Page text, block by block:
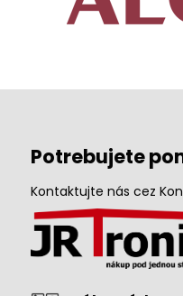
Potrebujete
Kontaktujte nás cez